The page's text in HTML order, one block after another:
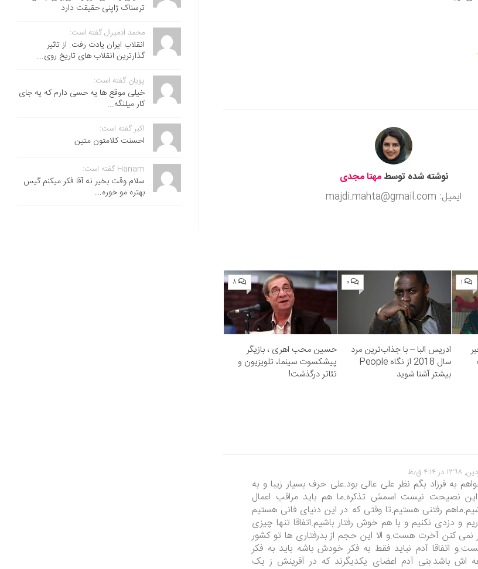
نوشته شده توسطمهتا مجدی
ایمیل: majdi.mahta@gmail.com
۱ ۰
ادریس البا – با جذاب‌ترین مرد
سال 2018 از نگاه People
بیشتر آشنا شوید
۸
حسین محب اهری ، بازیگر
پیشکسوت سینما، تلویزیون و
تئاتر درگذشت!
به فرزاد بگم نظر علی عالی بود.علی حرف بسیار زیبا و به
نصیحت نیست اسمش تذکره.ما هم باید مراقب اعمال
رفتنی هستیم.تا وقتی که در این دنیای فانی هستیم
و دزدی نکنیم و با هم خوش رفتار باشیم.اتفاقا تنها چیزی
نمی کنن آخرت هست.و الا این حجم از بدرفتاری ها تو کشور
اتفاقا آدم نباید فقط به فکر خودش باشه باید به فکر
اش باشد.بنی آدم اعضای یکدیگرند که در آفرینش ز یک
ترسناک ژاپنی حقیقت دارد
محمد آدمیرال گفته است:
انقلاب ایران یادت رفت. از تاثیر
گذارترین انقلاب های تاریخ روی...
پویان گفته است:
خیلی موقع ها یه حسی دارم که یه جای
کار میلنگه...
اکبر گفته است:
احسنت ‌کلامتون متین
Hanam گفته است:
سلام وقت بخیر نه آقا فکر میکنم گیس
بهتره مو خوره...